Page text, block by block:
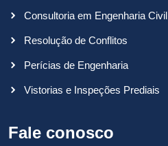
Consultoria em Engenharia Civil
Resolução de Conflitos
Perícias de Engenharia
Vistorias e Inspeções Prediais
Fale conosco